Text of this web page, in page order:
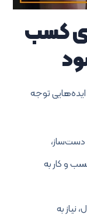
کسب
توجه
دست‌ساز،
و کار به
نیاز به